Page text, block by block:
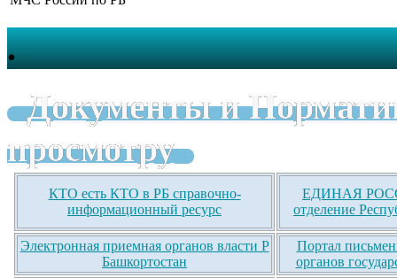
.
Документы и
просмотру
КТО есть КТО в РБ справочно-
информационный ресурс
ЕДИНАЯ
отделение
Электронная приемная органов власти Р
Башкортостан
Портал
органов